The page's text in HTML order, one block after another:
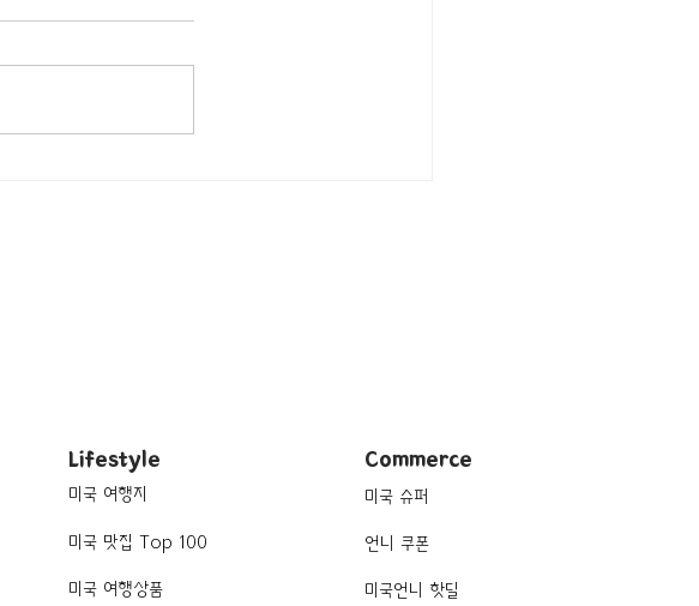
Lifestyle
미국 여행지
미국 맛집 Top 100
미국 여행상품
Commerce
미국 슈퍼
언니 쿠폰
미국언니 핫딜